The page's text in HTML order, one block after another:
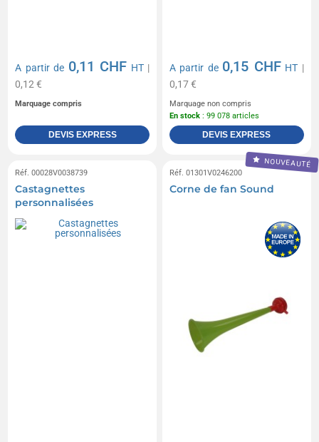
A partir de 0,11 CHF HT|
0,12 €
Marquage compris
DEVIS EXPRESS
A partir de 0,15 CHF HT |
0,17 €
Marquage non compris
En stock : 99 078 articles
DEVIS EXPRESS
Réf. 00028V0038739
Castagnettes
personnalisées
NOUVEAUTÉ
Réf. 01301V0246200
Corne de fan Sound